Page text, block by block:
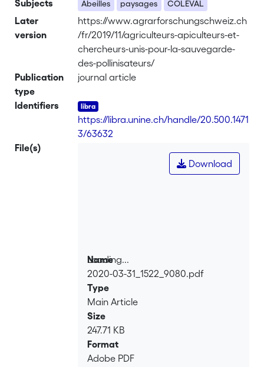
Subjects Abeilles paysages COLEVAL
Later
version
https://www.agrarforschungschweiz.ch
/fr/2019/11/agriculteurs-apiculteurs-et-
chercheurs-unis-pour-la-sauvegarde-
des-pollinisateurs/
Publication
type
journal article
Identifiers
https://libra.unine.ch/handle/20.500.1471
3/63632
File(s)
Loading...
Loading...
Download
Name
2020-03-31_1522_9080.pdf
Type
Main Article
Size
247.71 KB
Format
Adobe PDF